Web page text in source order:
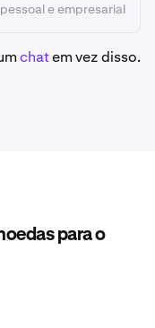
e empresarial
chatem vez disso.
para o